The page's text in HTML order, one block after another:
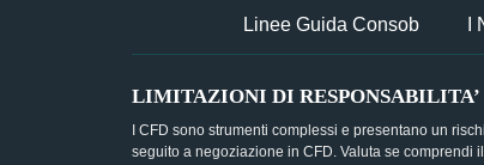
Linee Guida Consob
LIMITAZIONI DI RESPONSABILITA’
I CFD sono strumenti complessi e presentano un
seguito a negoziazione in CFD. Valuta se comprendi